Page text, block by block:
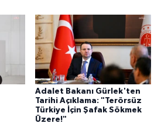
Adalet Bakanı Gürlek'ten
Tarihi Açıklama: "Terörsüz
Türkiye İçin Şafak Sökmek
Üzere!"